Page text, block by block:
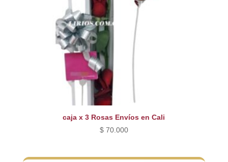
caja x 3 Rosas Envíos en Cali
$70.000